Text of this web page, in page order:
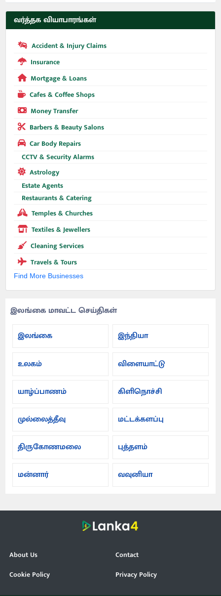
வர்த்தக வியாபாரங்கள்
Accident & Injury Claims
Insurance
Mortgage & Loans
Cafes & Coffee Shops
Money Transfer
Barbers & Beauty Salons
Car Body Repairs
CCTV & Security Alarms
Astrology
Estate Agents
Restaurants & Catering
Temples & Churches
Textiles & Jewellers
Cleaning Services
Travels & Tours
Find More Businesses
இலங்கை மாவட்ட செய்திகள்
இலங்கை
இந்தியா
உலகம் விளையாட்டு
யாழ்ப்பாணம் கிளிநொச்சி
முல்லைத்தீவு மட்டக்களப்பு
திருகோணமலை புத்தளம்
மன்னார் வவுனியா
About Us
Contact
Cookie Policy
Privacy Policy